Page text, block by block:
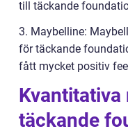
till täckande
3. Maybelline:
för täckande
fått mycket positiv
Kvantitativa
täckande